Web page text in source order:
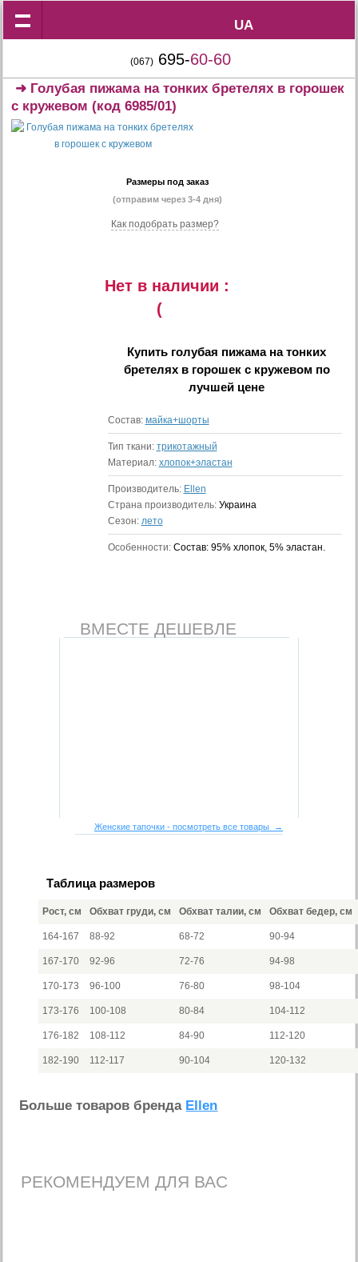
UA
UA
(067) 695-60-60
➜ Голубая пижама на тонких бретелях в горошек
с кружевом (код 6985/01)
Размеры под заказ
(отправим через 3-4 дня)
Как подобрать размер?
Нет в наличии :
(
Купить голубая пижама на тонких
бретелях в горошек с кружевом по
лучшей цене
Состав: майка+шорты
Тип ткани: трикотажный
Материал: хлопок+эластан
Производитель: Ellen
Страна производитель: Украина
Сезон: лето
Особенности: Состав: 95% хлопок, 5% эластан.
ВМЕСТЕ ДЕШЕВЛЕ
Женские тапочки - посмотреть все товары →
Таблица размеров
Рост, см Обхват груди, см Обхват талии, см Обхват бедер, см
164-167 88-92 68-72 90-94
167-170 92-96 72-76 94-98
170-173 96-100 76-80 98-104
173-176 100-108 80-84 104-112
176-182 108-112 84-90 112-120
182-190 112-117 90-104 120-132
Больше товаров бренда Ellen
РЕКОМЕНДУЕМ ДЛЯ ВАС